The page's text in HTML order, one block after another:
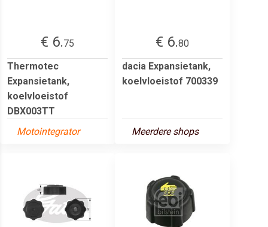
€ 6.75
Thermotec
Expansietank,
koelvloeistof
DBX003TT
Motointegrator
€ 6.80
dacia Expansietank,
koelvloeistof 700339
Meerdere shops